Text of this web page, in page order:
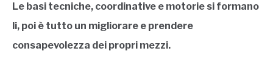
Le basi tecniche, coordinative e motorie si formano
li, poi è tutto un migliorare e prendere
consapevolezza dei propri mezzi.